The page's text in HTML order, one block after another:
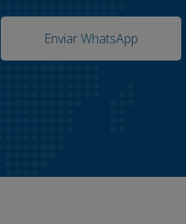
Enviar WhatsApp